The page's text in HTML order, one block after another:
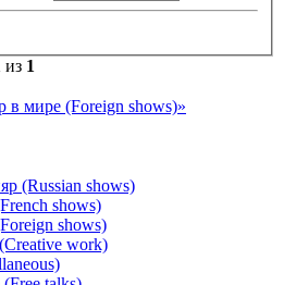
из 1
в мире (Foreign shows)»
(Russian shows)
shows)
shows)
work)